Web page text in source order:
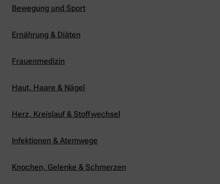
Bewegung und Sport
Ernährung & Diäten
Frauenmedizin
Haut, Haare & Nägel
Herz, Kreislauf & Stoffwechsel
Infektionen & Atemwege
Knochen, Gelenke & Schmerzen